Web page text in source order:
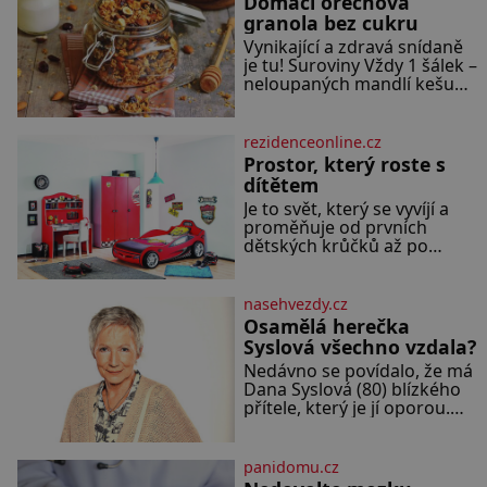
českého fotbalu v
regionech. Partner
granola bez cukru
Vynikající a zdravá snídaně
je tu! Suroviny Vždy 1 šálek –
neloupaných mandlí kešu
ořechů vlašských ořechů
semínek dýně rozinek 3
šálky ovesných vloček 1 lžíce
mlet
rezidenceonline.cz
Prostor, který roste s
dítětem
Je to svět, který se vyvíjí a
proměňuje od prvních
dětských krůčků až po
kreativitu, soustředění i
odpočinek a reaguje na
každou etapu života a
specifické potřeby dítěte.
Pro nejmenší je klíčová
jednoduchost, měkkost a
bezpečí, proto by pokoj
Předškolní věk je
nasehvezdy.cz
Osamělá herečka
Syslová všechno vzdala?
Nedávno se povídalo, že má
Dana Syslová (80) blízkého
přítele, který je jí oporou.
častěji mluví o svém
odchodu. Dohnala ji snad
panidomu.cz